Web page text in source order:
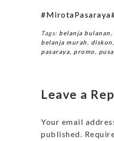
#MirotaPasaraya
Tags: belanja bulanan,
belanja murah, diskon,
pasaraya, promo,
Leave a
Your email
published.